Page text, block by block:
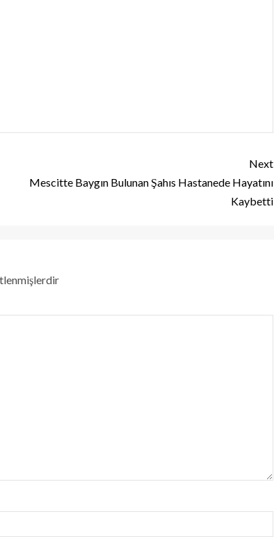
Next
Mescitte Baygın Bulunan Şahıs Hastanede Hayatını
Kaybetti